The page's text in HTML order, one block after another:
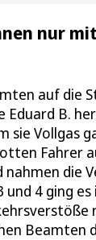
nur
auf die
Eduard B.
sie Vollgas
Fahrer
nahmen die
4 ging es
Beamten